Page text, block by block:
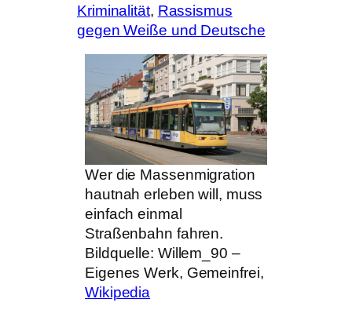
Kriminalität, Rassismus
gegen Weiße und Deutsche
Wer die Massenmigration
hautnah erleben will, muss
einfach einmal
Straßenbahn fahren.
Bildquelle: Willem_90 –
Eigenes Werk, Gemeinfrei,
Wikipedia